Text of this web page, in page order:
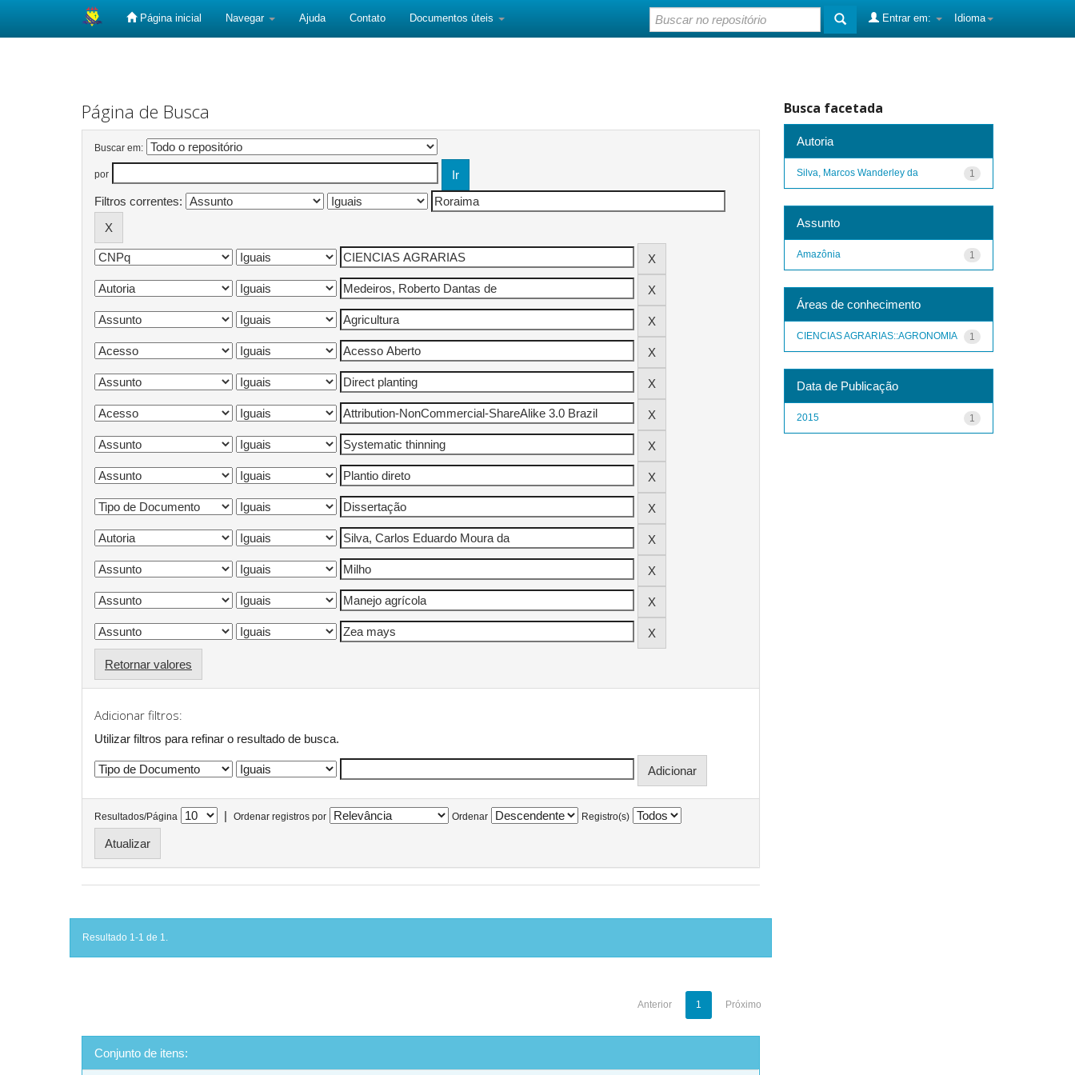
Página inicial Navegar Ajuda Contato Documentos úteis Idioma
Entrar em:
Página de Busca
Buscar em:
por
Filtros correntes:
Retornar valores
Adicionar filtros:
Utilizar filtros para refinar o resultado de busca.
Resultados/Página | Ordenar registros por Ordenar Registro(s)
Resultado 1-1 de 1.
Anterior 1 Próximo
Conjunto de itens:
Busca facetada
Autoria
1
Silva, Marcos Wanderley da
Assunto
1
Amazônia
Áreas de conhecimento
1
CIENCIAS AGRARIAS::AGRONOMIA
Data de Publicação
1
2015